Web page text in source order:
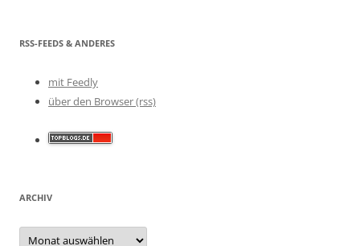
RSS-FEEDS & ANDERES
mit Feedly
über den Browser (rss)
ARCHIV
Archiv